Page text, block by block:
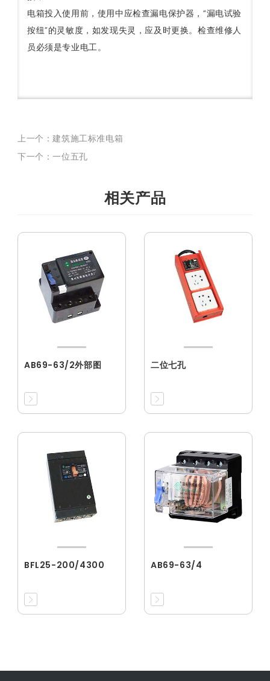
电箱投入使用前，使用中应检查漏电保护器，“漏电试验
按纽”的灵敏度，如发现失灵，应及时更换。检查维修人
员必须是专业电工。
上一个：建筑施工标准电箱
下一个：一位五孔
相关产品
AB69-63/2外部图 二位七孔
BFL25-200/4300 AB69-63/4